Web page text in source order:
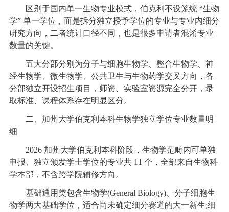
区别于国内单一生物专业模式，伯克利不设笼统 “生物
学” 单一学位，而是拆分独立授予学位的专业与专业内细分
研究方向，二者统计口径不同，也是很多申请者混淆专业
数量的关键。
五大分部分别为分子与细胞生物学、整合生物学、神
经生物学、微生物学、公共卫生与生物药学交叉方向，各
分部独立开设招生项目，师资、实验室资源完全分开，录
取标准、课程体系存在明显区分。
二、加州大学伯克利本科生物学独立学位专业数量明
细
2026 加州大学伯克利本科阶段，生物学范畴内可单独
申报、独立颁发学士学位的专业共 11 个，全部来自生物科
学本部，不含跨学院辅修方向。
基础通用类包含生物学(General Biology)、分子细胞生
物学两大基础学位，适合尚未确定细分赛道的大一新生;细